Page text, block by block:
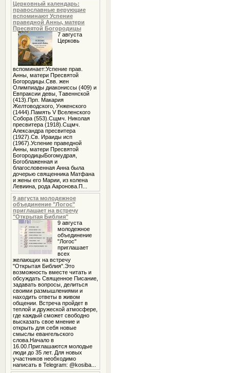
Церковный календарь:
православные верующие
вспоминают Успение
праведной Анны, матери
Пресвятой Богородицы
7 августа
Церковь
вспоминает:Успение прав.
Анны, матери Пресвятой
Богородицы.Свв. жен
Олимпиады диакониссы (409) и
Евпраксии девы, Тавеннской
(413).Прп. Макария
Желтоводского, Унженского
(1444).Память V Вселенского
Собора (553).Сщмч. Николая
пресвитера (1918).Сщмч.
Александра пресвитера
(1927).Св. Ираиды исп
(1967).Успение праведной
Анны, матери Пресвятой
БогородицыБогомудрая,
Богоблаженная и
благословенная Анна была
дочерью священника Матфана
и жены его Марии, из колена
Левиина, рода Ааронова.П...
9 августа молодежное
объединение "Логос"
приглашает на встречу
"Открытая Библия"
9 августа
молодежное
объединение
"Логос"
приглашает
всех
желающих на встречу
"Открытая Библия".Это
возможность вместе читать и
обсуждать Священное Писание,
задавать вопросы, делиться
своими размышлениями и
находить ответы в живом
общении. Встреча пройдет в
теплой и дружеской атмосфере,
где каждый сможет свободно
высказать свое мнение и
открыть для себя новые
смыслы евангельского
слова.Начало в
16.00.Приглашаются молодые
люди до 35 лет. Для новых
участников необходимо
написать в Telegram: @kosiba...